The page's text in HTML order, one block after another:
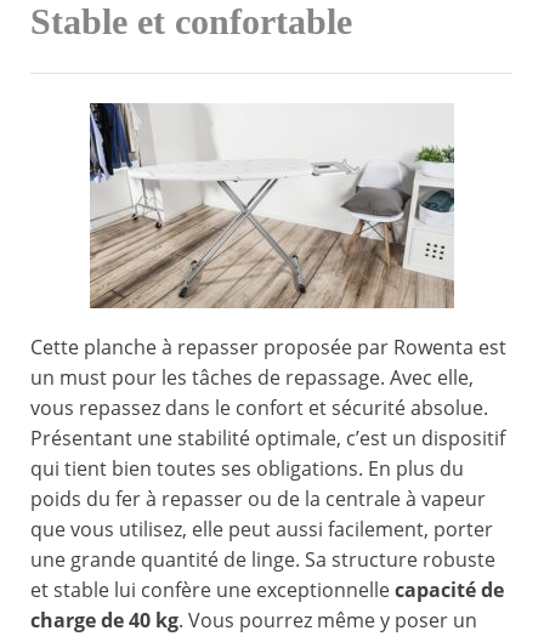
Stable et confortable
Cette planche à repasser proposée par Rowenta est
un must pour les tâches de repassage. Avec elle,
vous repassez dans le confort et sécurité absolue.
Présentant une stabilité optimale, c’est un dispositif
qui tient bien toutes ses obligations. En plus du
poids du fer à repasser ou de la centrale à vapeur
que vous utilisez, elle peut aussi facilement, porter
une grande quantité de linge. Sa structure robuste
et stable lui confère une exceptionnellecapacité de
charge de 40 kg. Vous pourrez même y poser un